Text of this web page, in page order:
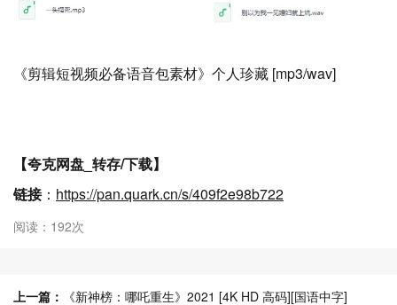
《剪辑短视频必备语音包素材》个人珍藏 [mp3/wav]
【夸克网盘_转存/下载】
链接： https://pan.quark.cn/s/409f2e98b722
阅读：192次
上一篇： 《新神榜：哪吒重生》2021 [4K HD 高码][国语中字]